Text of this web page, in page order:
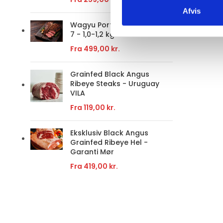
Afvis
Wagyu Porterhouse MBS 6-
7 - 1,0-1,2 kg
Fra 499,00 kr.
Grainfed Black Angus
Ribeye Steaks - Uruguay
VILA
Fra 119,00 kr.
Eksklusiv Black Angus
Grainfed Ribeye Hel -
Garanti Mør
Fra 419,00 kr.